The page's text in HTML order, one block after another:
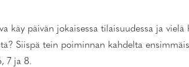
käy päivän jokaisessa tilaisuudessa ja
Siispä tein poiminnan kahdelta
7 ja 8.